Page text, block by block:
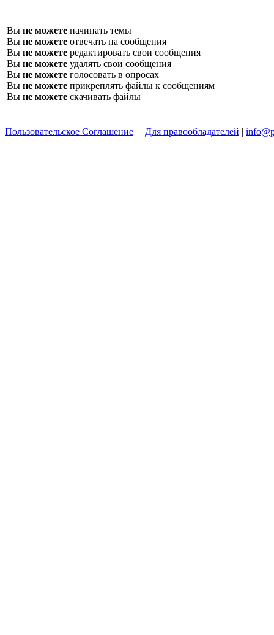
Вы не можете начинать темы
Вы не можете отвечать на сообщения
Вы не можете редактировать свои сообщения
Вы не можете удалять свои сообщения
Вы не можете голосовать в опросах
Вы не можете прикреплять файлы к сообщениям
Вы не можете скачивать файлы
Пользовательское Соглашение | Для правообладателей |